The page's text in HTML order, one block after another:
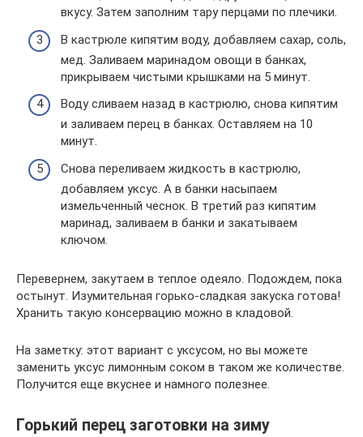
вкусу. Затем заполним тару перцами по плечики.
В кастрюле кипятим воду, добавляем сахар, соль,
мед. Заливаем маринадом овощи в банках,
прикрываем чистыми крышками на 5 минут.
Воду сливаем назад в кастрюлю, снова кипятим
и заливаем перец в банках. Оставляем на 10
минут.
Снова переливаем жидкость в кастрюлю,
добавляем уксус. А в банки насыпаем
измельченный чеснок. В третий раз кипятим
маринад, заливаем в банки и закатываем
ключом.
Перевернем, закутаем в теплое одеяло. Подождем, пока
остынут. Изумительная горько-сладкая закуска готова!
Хранить такую консервацию можно в кладовой.
На заметку: этот вариант с уксусом, но вы можете
заменить уксус лимонным соком в таком же количестве.
Получится еще вкуснее и намного полезнее.
Горький перец заготовки на зиму